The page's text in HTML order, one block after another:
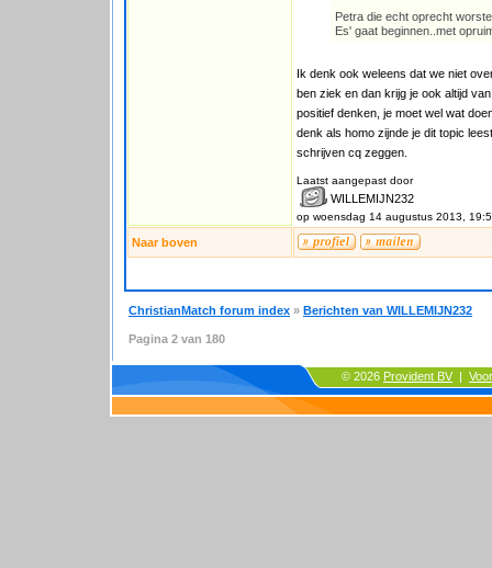
Petra die echt oprecht
Es' gaat beginnen..met
Ik denk ook weleens dat we niet
ben ziek en dan krijg je ook altijd
positief denken, je moet wel wat
denk als homo zijnde je dit topic
schrijven cq zeggen.
Laatst aangepast door
WILLEMIJN232
op woensdag 14 augustus 2013,
Naar boven
ChristianMatch forum index » Berichten van WILLEMIJN232
Pagina 2 van 180
© 2026 Provident BV |